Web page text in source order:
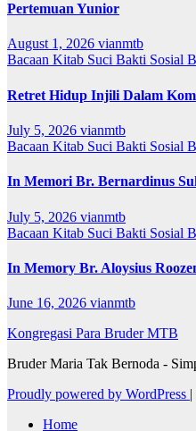
Pertemuan Yunior
August 1, 2026 vianmtb
Bacaan Kitab Suci Bakti Sosial
Retret Hidup Injili Dalam
July 5, 2026 vianmtb
Bacaan Kitab Suci Bakti Sosial
In Memori Br. Bernardinus
July 5, 2026 vianmtb
Bacaan Kitab Suci Bakti Sosial
In Memory Br. Aloysius
June 16, 2026 vianmtb
Kongregasi Para Bruder MTB
Bruder Maria Tak Bernoda -
Proudly powered by WordPress |
Home